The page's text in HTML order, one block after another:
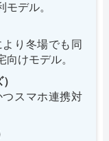
デル。
り冬場でも同
けモデル。
スマホ連携対